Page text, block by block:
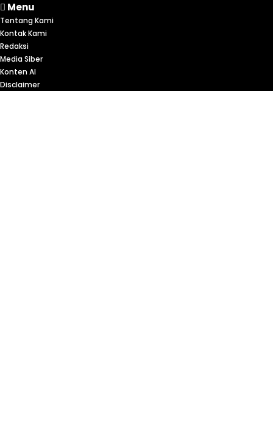
Menu
Tentang Kami
Kontak Kami
Redaksi
Media Siber
Konten AI
Disclaimer